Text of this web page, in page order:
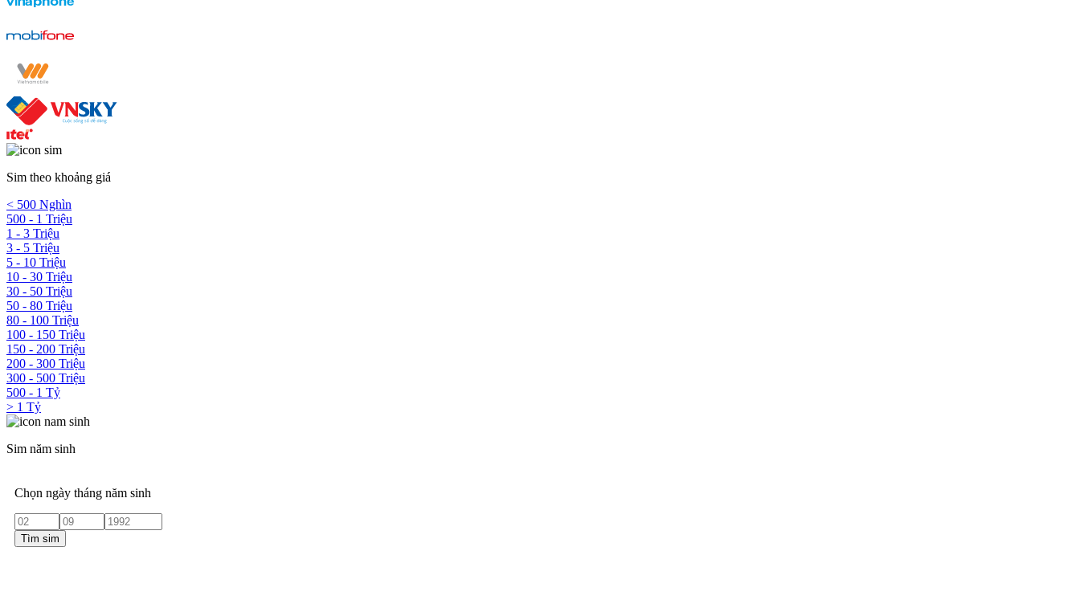
Sim theo khoảng giá
< 500 Nghìn
500 - 1 Triệu
1 - 3 Triệu
3 - 5 Triệu
5 - 10 Triệu
10 - 30 Triệu
30 - 50 Triệu
50 - 80 Triệu
80 - 100 Triệu
100 - 150 Triệu
150 - 200 Triệu
200 - 300 Triệu
300 - 500 Triệu
500 - 1 Tỷ
> 1 Tỷ
Sim năm sinh
Chọn ngày tháng năm sinh
Tìm sim